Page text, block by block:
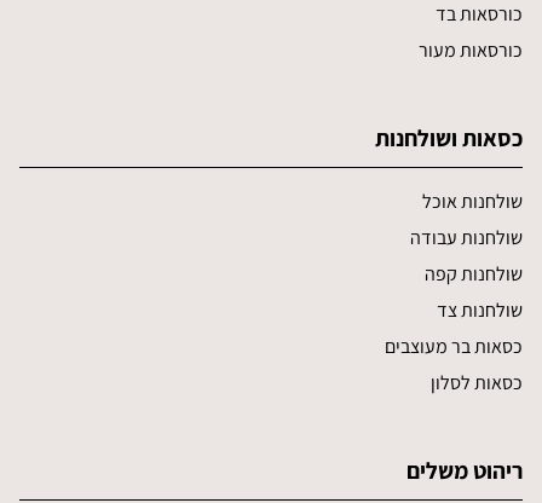
כורסאות בד
כורסאות מעור
כסאות ושולחנות
שולחנות אוכל
שולחנות עבודה
שולחנות קפה
שולחנות צד
כסאות בר מעוצבים
כסאות לסלון
ריהוט משלים